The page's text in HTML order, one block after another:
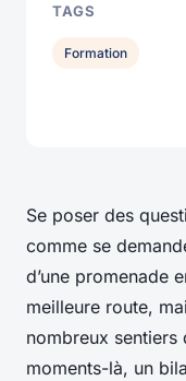
Se poser des
comme se
d’une promenade
meilleure route,
nombreux sentiers
moments-là, un
TAGS
Formation